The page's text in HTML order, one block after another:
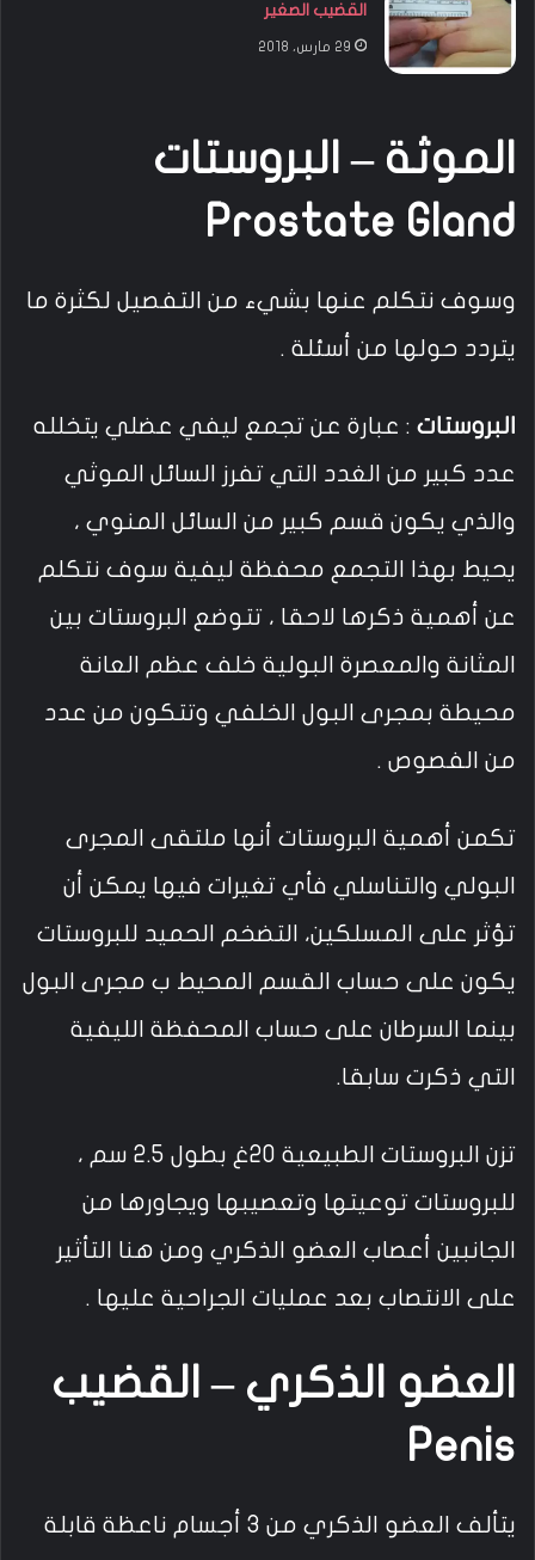
القضيب الصغير
29 مارس، 2018
الموثة – البروستات
Prostate Gland
وسوف نتكلم عنها بشيء من التفصيل لكثرة ما
يتردد حولها من أسئلة .
البروستات : عبارة عن تجمع ليفي عضلي يتخلله
عدد كبير من الغدد التي تفرز السائل الموثي
والذي يكون قسم كبير من السائل المنوي ،
يحيط بهذا التجمع محفظة ليفية سوف نتكلم
عن أهمية ذكرها لاحقا ، تتوضع البروستات بين
المثانة والمعصرة البولية خلف عظم العانة
محيطة بمجرى البول الخلفي وتتكون من عدد
من الفصوص .
تكمن أهمية البروستات أنها ملتقى المجرى
البولي والتناسلي فأي تغيرات فيها يمكن أن
تؤثر على المسلكين، التضخم الحميد للبروستات
يكون على حساب القسم المحيط ب مجرى البول
بينما السرطان على حساب المحفظة الليفية
التي ذكرت سابقا.
تزن البروستات الطبيعية 20غ بطول 2.5 سم ،
للبروستات توعيتها وتعصيبها ويجاورها من
الجانبين أعصاب العضو الذكري ومن هنا التأثير
على الانتصاب بعد عمليات الجراحية عليها .
العضو الذكري – القضيب
Penis
يتألف العضو الذكري من 3 أجسام ناعظة قابلة